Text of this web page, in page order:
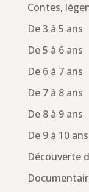
Contes,
De 3 à 5 ans
De 5 à 6 ans
De 6 à 7 ans
De 7 à 8 ans
De 8 à 9 ans
De 9 à 10 ans
Découverte